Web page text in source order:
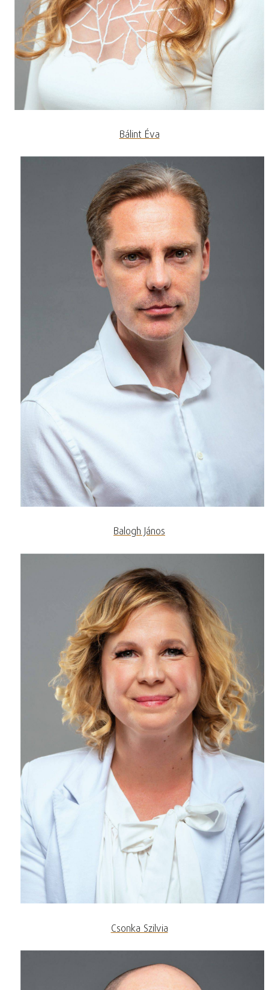
Bálint Éva
Balogh János
Csonka Szilvia